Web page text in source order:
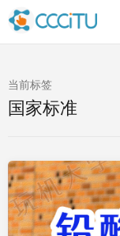
当前标签
国家标准